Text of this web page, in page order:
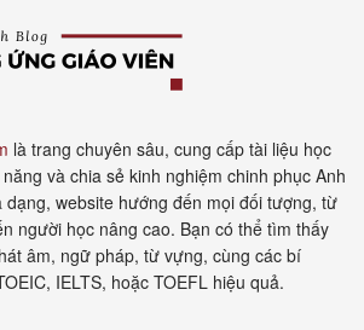
là trang chuyên sâu, cung cấp tài liệu học
và chia sẻ kinh nghiệm chinh phục Anh
dạng, website hướng đến mọi đối tượng, từ
người học nâng cao. Bạn có thể tìm thấy
âm, ngữ pháp, từ vựng, cùng các bí
IELTS, hoặc TOEFL hiệu quả.